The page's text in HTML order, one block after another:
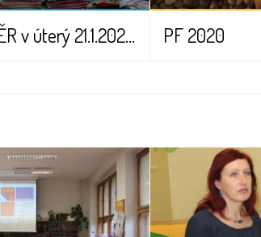
BLESKOVÝ SBĚR v úterý 21.1.2020 - pouze jeden den PF 2020